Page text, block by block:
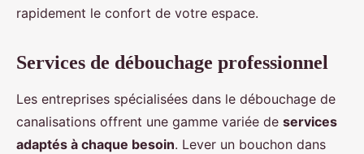
rapidement le confort de votre espace.
Services de débouchage professionnel
Les entreprises spécialisées dans le débouchage de
canalisations offrent une gamme variée de services
adaptés à chaque besoin. Lever un bouchon dans